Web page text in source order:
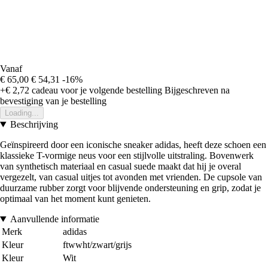
Vanaf
€ 65,00 € 54,31 -16%
+€ 2,72 cadeau voor je volgende bestelling Bijgeschreven na
bevestiging van je bestelling
Loading...
Beschrijving
Geïnspireerd door een iconische sneaker adidas, heeft deze schoen een
klassieke T-vormige neus voor een stijlvolle uitstraling. Bovenwerk
van synthetisch materiaal en casual suede maakt dat hij je overal
vergezelt, van casual uitjes tot avonden met vrienden. De cupsole van
duurzame rubber zorgt voor blijvende ondersteuning en grip, zodat je
optimaal van het moment kunt genieten.
Aanvullende informatie
Merk
adidas
Kleur
ftwwht/zwart/grijs
Kleur
Wit